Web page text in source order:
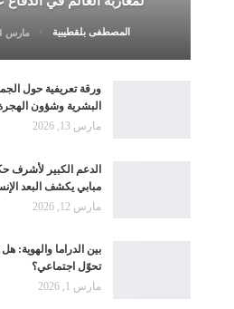
المصطفى بلقطيبية مارس 14, 2026
ورقة تعريفية حول
البشرية وشؤون
مارس 13, 2026
الدعم الكبير لأشرف
مبابي يكشف البعد
مارس 12, 2026
بين الدراما والهوية:
تحوّل اجتماعي؟
مارس 1, 2026